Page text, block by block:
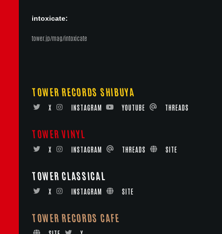
intoxicate:
tower.jp/mag/intoxicate
TOWER RECORDS SHIBUYA
X INSTAGRAM YOUTUBE THREADS
TOWER VINYL
X INSTAGRAM THREADS SITE
TOWER CLASSICAL
X INSTAGRAM SITE
TOWER RECORDS CAFE